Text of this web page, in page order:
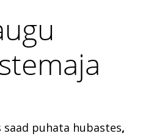
puhata hubastes,